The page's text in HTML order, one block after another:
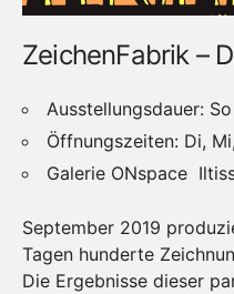
ZeichenFabrik –
Ausstellungsdauer:
Öffnungszeiten: Di,
Galerie ONspace
September 2019
Tagen hunderte
Die Ergebnisse dieser